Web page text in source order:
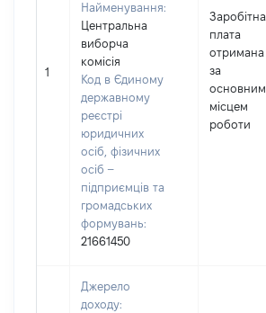
1
Найменування:
Центральна
виборча
комісія
Код в Єдиному
державному
реєстрі
юридичних
осіб, фізичних
осіб –
підприємців та
громадських
формувань:
21661450
Заробітна
плата
отримана
за
основним
місцем
роботи
Джерело
доходу: